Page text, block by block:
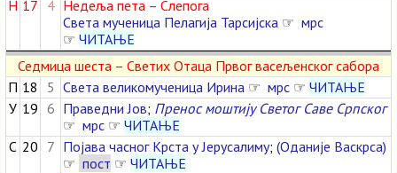
Н 17 4 Недеља пета – Слепога
Света мученица Пелагија Тарсијска ☞ мрс
☞ ЧИТАЊЕ
Седмица шеста – Светих Отаца Првог васељенског сабора
П 18 5 Света великомученица Ирина ☞ мрс ☞ ЧИТАЊЕ
У 19 6 Праведни Јов; Пренос моштију Светог Саве Српског
☞ мрс ☞ ЧИТАЊЕ
С 20 7 Појава часног Крста у Јерусалиму; (Оданије Васкрса)
☞ пост ☞ ЧИТАЊЕ